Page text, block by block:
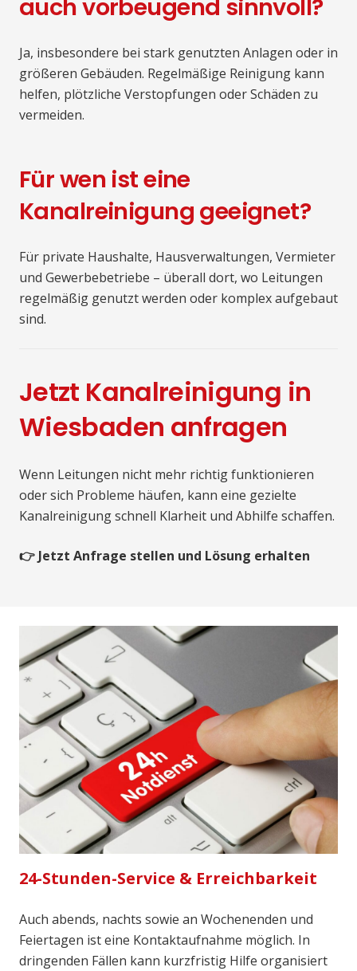
auch vorbeugend sinnvoll?
Ja, insbesondere bei stark genutzten Anlagen oder in
größeren Gebäuden. Regelmäßige Reinigung kann
helfen, plötzliche Verstopfungen oder Schäden zu
vermeiden.
Für wen ist eine
Kanalreinigung geeignet?
Für private Haushalte, Hausverwaltungen, Vermieter
und Gewerbebetriebe – überall dort, wo Leitungen
regelmäßig genutzt werden oder komplex aufgebaut
sind.
Jetzt Kanalreinigung in
Wiesbaden anfragen
Wenn Leitungen nicht mehr richtig funktionieren
oder sich Probleme häufen, kann eine gezielte
Kanalreinigung schnell Klarheit und Abhilfe schaffen.
👉 Jetzt Anfrage stellen und Lösung erhalten
24-Stunden-Service & Erreichbarkeit
Auch abends, nachts sowie an Wochenenden und
Feiertagen ist eine Kontaktaufnahme möglich. In
dringenden Fällen kann kurzfristig Hilfe organisiert